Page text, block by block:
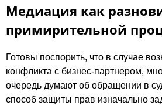
Медиация как
примирительной
Готовы поспорить, что в случае
конфликта с бизнес-партнером,
очередь думают об обращении в
способ защиты прав изначально